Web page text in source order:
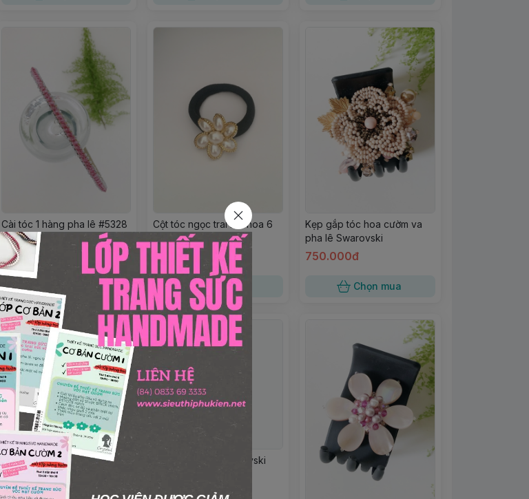
Cài tóc 1 hàng pha lê #5328
hồng rose
380.000đ
Chọn mua
Cột tóc ngọc trai kết hoa 6
cánh viền cườm
165.000đ
Chọn mua
Kẹp gắp tóc hoa cườm va
pha lê Swarovski
750.000đ
Chọn mua
Cột tóc pha lê mix ngọc trai
Cột tóc pha lê Swarovski